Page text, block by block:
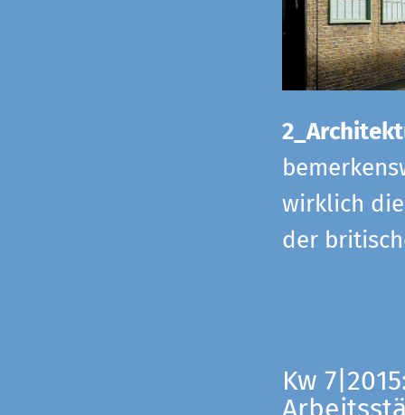
wirklich
der
Kw